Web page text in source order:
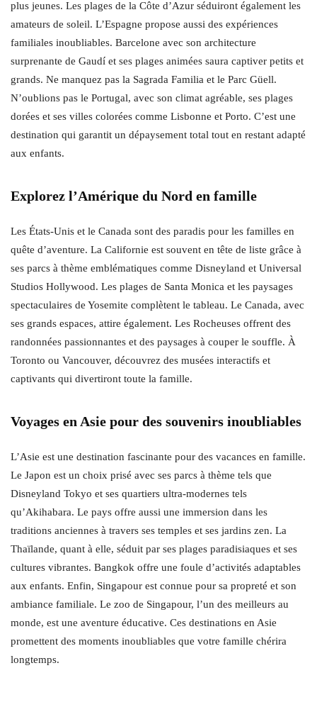
plus jeunes. Les plages de la Côte d’Azur séduiront également les
amateurs de soleil. L’Espagne propose aussi des expériences
familiales inoubliables. Barcelone avec son architecture
surprenante de Gaudí et ses plages animées saura captiver petits et
grands. Ne manquez pas la Sagrada Familia et le Parc Güell.
N’oublions pas le Portugal, avec son climat agréable, ses plages
dorées et ses villes colorées comme Lisbonne et Porto. C’est une
destination qui garantit un dépaysement total tout en restant adapté
aux enfants.
Explorez l’Amérique du Nord en famille
Les États-Unis et le Canada sont des paradis pour les familles en
quête d’aventure. La Californie est souvent en tête de liste grâce à
ses parcs à thème emblématiques comme Disneyland et Universal
Studios Hollywood. Les plages de Santa Monica et les paysages
spectaculaires de Yosemite complètent le tableau. Le Canada, avec
ses grands espaces, attire également. Les Rocheuses offrent des
randonnées passionnantes et des paysages à couper le souffle. À
Toronto ou Vancouver, découvrez des musées interactifs et
captivants qui divertiront toute la famille.
Voyages en Asie pour des souvenirs inoubliables
L’Asie est une destination fascinante pour des vacances en famille.
Le Japon est un choix prisé avec ses parcs à thème tels que
Disneyland Tokyo et ses quartiers ultra-modernes tels
qu’Akihabara. Le pays offre aussi une immersion dans les
traditions anciennes à travers ses temples et ses jardins zen. La
Thaïlande, quant à elle, séduit par ses plages paradisiaques et ses
cultures vibrantes. Bangkok offre une foule d’activités adaptables
aux enfants. Enfin, Singapour est connue pour sa propreté et son
ambiance familiale. Le zoo de Singapour, l’un des meilleurs au
monde, est une aventure éducative. Ces destinations en Asie
promettent des moments inoubliables que votre famille chérira
longtemps.